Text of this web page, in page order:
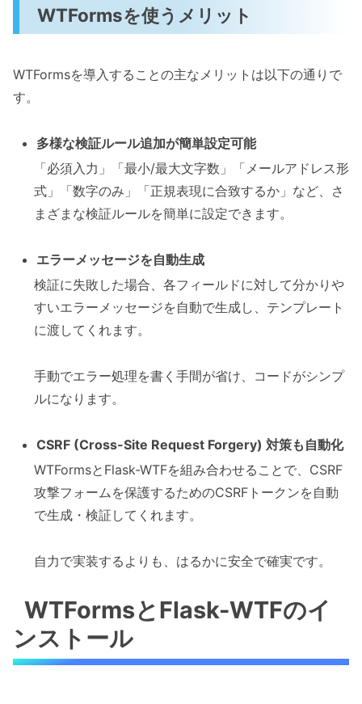
WTFormsを使うメリット
WTFormsを導入することの主なメリットは以下の通りで
す。
多様な検証ルール追加が簡単設定可能
「必須入力」「最小/最大文字数」「メールアドレス形
式」「数字のみ」「正規表現に合致するか」など、さ
まざまな検証ルールを簡単に設定できます。
エラーメッセージを自動生成
検証に失敗した場合、各フィールドに対して分かりや
すいエラーメッセージを自動で生成し、テンプレート
に渡してくれます。
手動でエラー処理を書く手間が省け、コードがシンプ
ルになります。
CSRF (Cross-Site Request Forgery) 対策も自動化
WTFormsとFlask-WTFを組み合わせることで、CSRF
攻撃フォームを保護するためのCSRFトークンを自動
で生成・検証してくれます。
自力で実装するよりも、はるかに安全で確実です。
WTFormsとFlask-WTFのイ
ンストール